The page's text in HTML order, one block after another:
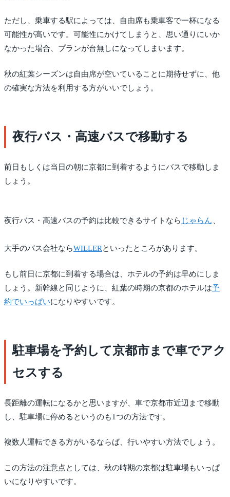
ただし、乗車する駅によっては、自由席も乗車客で一杯になる
可能性が高いです。可能性にかけてしまうと、思い通りにいか
なかった場合、プランが台無しになってしまいます。
秋の紅葉シーズンは自由席が空いていることに期待せずに、他
の確実な方法を利用する方がいいでしょう。
夜行バス・高速バスで移動する
前日もしくは当日の朝に京都に到着するようにバスで移動しま
しょう。
夜行バス・高速バスの予約は比較できるサイトなら じゃらん 、
大手のバス会社ならWILLERといったところがあります。
もし前日に京都に到着する場合は、ホテルの予約は早めにしま
しょう。新幹線と同じように、紅葉の時期の京都のホテルは予
約でいっぱいになりやすいです。
駐車場を予約して京都市まで車でアク
セスする
長距離の運転になるかと思いますが、車で京都市近辺まで移動
し、駐車場に停めるというのも1つの方法です。
複数人運転できる方がいるならば、行いやすい方法でしょう。
この方法の注意点としては、秋の時期の京都は駐車場もいっぱ
いになりやすいです。